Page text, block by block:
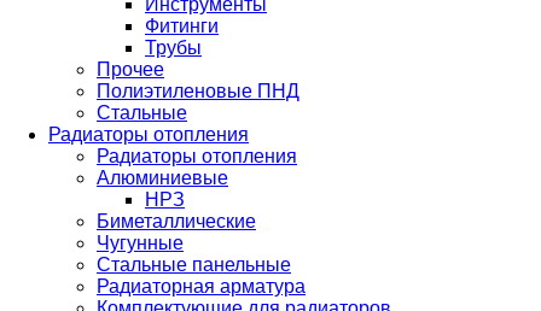
Инструменты
Фитинги
Трубы
Прочее
Полиэтиленовые ПНД
Стальные
Радиаторы отопления
Радиаторы отопления
Алюминиевые
НРЗ
Биметаллические
Чугунные
Стальные панельные
Радиаторная арматура